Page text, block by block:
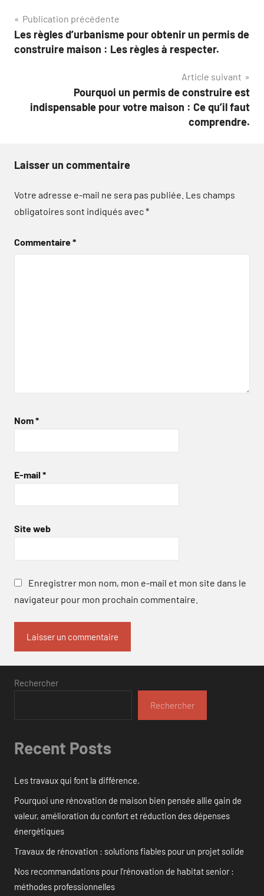
Navigation
de
Publication précédente
Les règles d’urbanisme pour obtenir un permis de
construire maison : Les règles à respecter.
Article suivant
Pourquoi un permis de construire est
indispensable pour votre maison : Ce qu’il faut
comprendre.
Laisser un commentaire
Votre adresse e-mail ne sera pas publiée. Les champs
obligatoires sont indiqués avec*
Commentaire*
Nom*
E-mail *
Site web
Enregistrer mon nom, mon e-mail et mon site dans le
navigateur pour mon prochain commentaire.
Rechercher
Rechercher
Recent Posts
Les travaux qui font la différence.
Pourquoi une rénovation de maison bien pensée allie gain de
valeur, amélioration du confort et réduction des dépenses
énergétiques
Travaux de rénovation : solutions fiables pour un projet solide
Nos recommandations pour l’rénovation de habitat senior :
méthodes professionnelles